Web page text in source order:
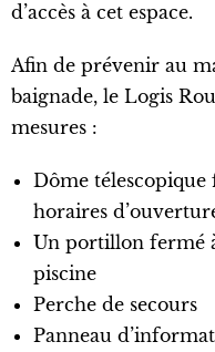
d’accès à cet espace.
Afin de prévenir au
baignade, le Logis
mesures :
Dôme télescopique
horaires
Un portillon fermé
piscine
Perche de secours
Panneau